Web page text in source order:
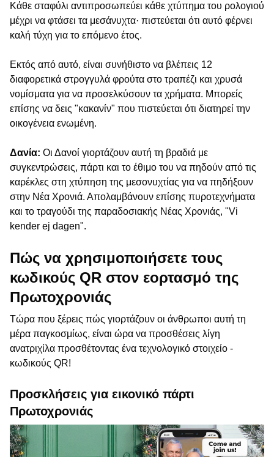
Κάθε σταφύλι αντιπροσωπεύει κάθε χτύπημα του ρολογιού
μέχρι να φτάσει τα μεσάνυχτα· πιστεύεται ότι αυτό φέρνει
καλή τύχη για το επόμενο έτος.
Εκτός από αυτό, είναι συνήθιστο να βλέπεις 12
διαφορετικά στρογγυλά φρούτα στο τραπέζι και χρυσά
νομίσματα για να προσελκύσουν τα χρήματα. Μπορείς
επίσης να δεις "κακανίν" που πιστεύεται ότι διατηρεί την
οικογένεια ενωμένη.
Δανία: Οι Δανοί γιορτάζουν αυτή τη βραδιά με
συγκεντρώσεις, πάρτι και το έθιμο του να πηδούν από τις
καρέκλες στη χτύπηση της μεσονυχτίας για να πηδήξουν
στην Νέα Χρονιά. Απολαμβάνουν επίσης πυροτεχνήματα
και το τραγούδι της παραδοσιακής Νέας Χρονιάς, "Vi
kender ej dagen".
Πώς να χρησιμοποιήσετε τους
κωδικούς QR στον εορτασμό της
Πρωτοχρονιάς
Τώρα που ξέρεις πώς γιορτάζουν οι άνθρωποι αυτή τη
μέρα παγκοσμίως, είναι ώρα να προσθέσεις λίγη
ανατριχίλα προσθέτοντας ένα τεχνολογικό στοιχείο -
κωδικούς QR!
Προσκλήσεις για εικονικό πάρτι
Πρωτοχρονιάς